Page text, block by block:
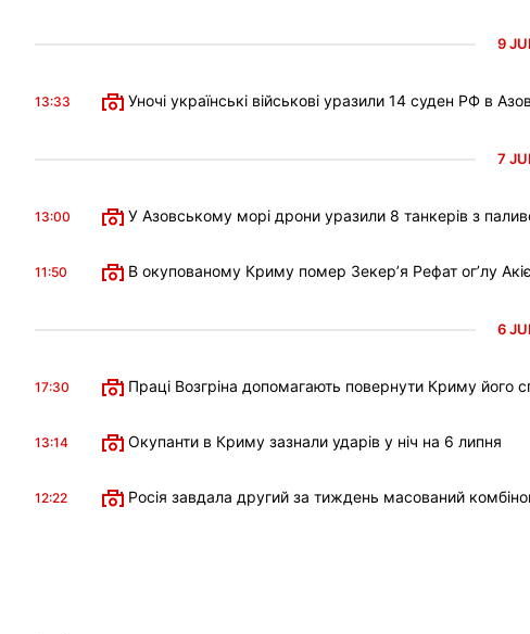
9
13:33 Уночі українські військові уразили 14 суден РФ в
7
13:00 У Азовському морі дрони уразили 8 танкерів з
11:50 В окупованому Криму помер Зекерʼя Рефат огʼлу
6
17:30 Праці Возгріна допомагають повернути Криму його
13:14 Окупанти в Криму зазнали ударів у ніч на 6 липня
12:22 Росія завдала другий за тиждень масований